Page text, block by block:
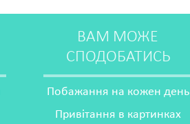
ВАМ МОЖЕ
СПОДОБАТИСЬ
Побажання на кожен день
Привітання в картинках